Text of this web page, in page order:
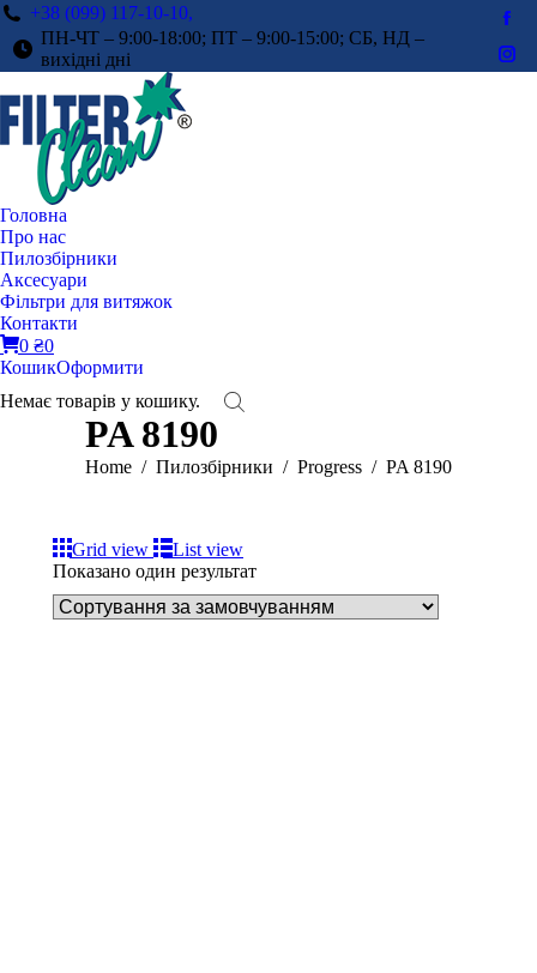
+38 (099) 117-10-10,
ПН-ЧТ – 9:00-18:00; ПТ – 9:00-15:00; СБ, НД –
вихідні дні
Головна
Про нас
Пилозбірники
Аксесуари
Фільтри для витяжок
Контакти
0 ₴0
КошикОформити
Немає товарів у кошику.
PA 8190
You are here:
Home Пилозбірники Progress PA 8190
Grid view
List view
Показано один результат